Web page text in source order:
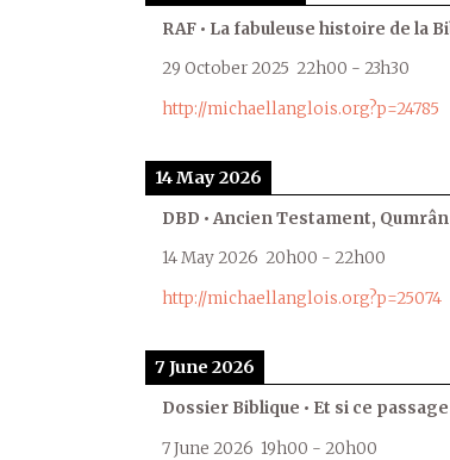
RAF • La fabuleuse histoire de la
29 October 2025 22h00 - 23h30
http://michaellanglois.org?p=24785
14 May 2026
DBD • Ancien Testament,
14 May 2026 20h00 - 22h00
http://michaellanglois.org?p=25074
7 June 2026
Dossier Biblique • Et si ce
7 June 2026 19h00 - 20h00